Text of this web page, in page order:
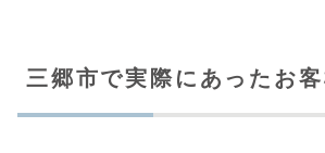
三郷市で実際にあったお